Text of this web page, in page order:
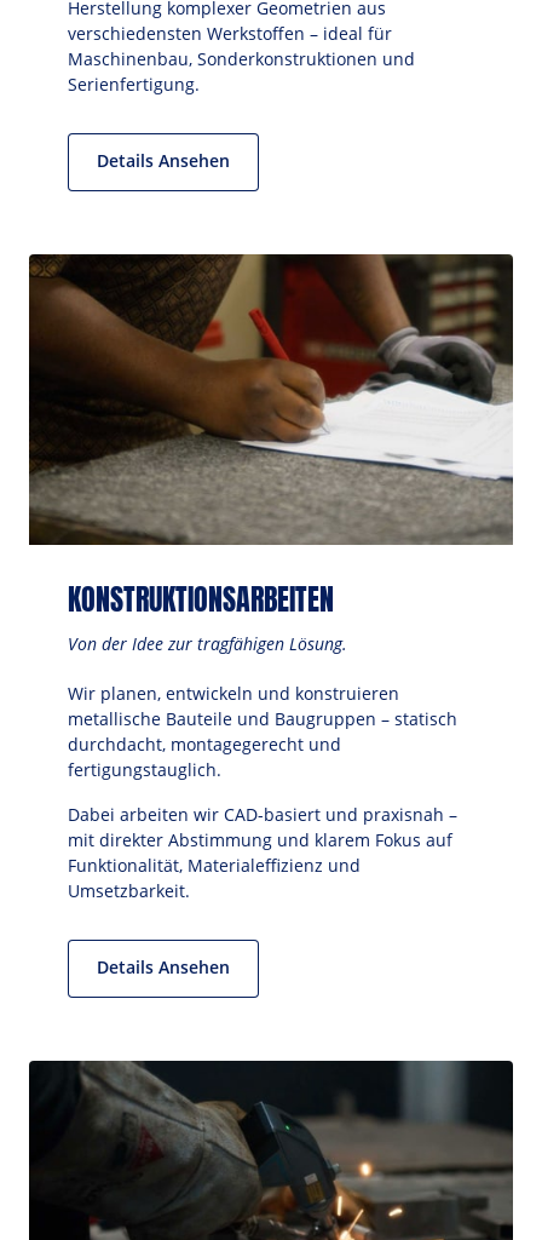
Herstellung komplexer Geometrien aus
verschiedensten Werkstoffen – ideal für
Maschinenbau, Sonderkonstruktionen und
Serienfertigung.
Details Ansehen
KONSTRUKTIONSARBEITEN
Von der Idee zur tragfähigen Lösung.
Wir planen, entwickeln und konstruieren
metallische Bauteile und Baugruppen – statisch
durchdacht, montagegerecht und
fertigungstauglich.
Dabei arbeiten wir CAD-basiert und praxisnah –
mit direkter Abstimmung und klarem Fokus auf
Funktionalität, Materialeffizienz und
Umsetzbarkeit.
Details Ansehen